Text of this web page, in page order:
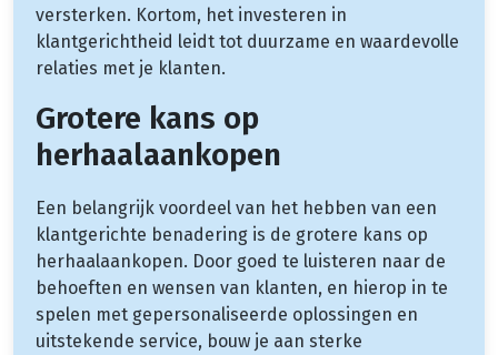
versterken. Kortom, het investeren in
klantgerichtheid leidt tot duurzame en waardevolle
relaties met je klanten.
Grotere kans op
herhaalaankopen
Een belangrijk voordeel van het hebben van een
klantgerichte benadering is de grotere kans op
herhaalaankopen. Door goed te luisteren naar de
behoeften en wensen van klanten, en hierop in te
spelen met gepersonaliseerde oplossingen en
uitstekende service, bouw je aan sterke